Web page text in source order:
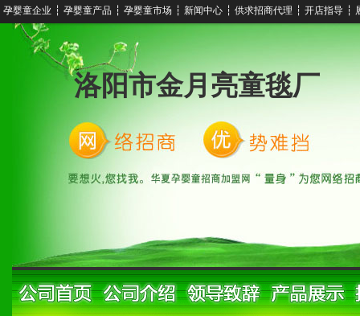
孕婴童企业 ┆ 孕婴童产品 ┆ 孕婴童市场 ┆ 新闻中心 ┆ 供求招商代理 ┆ 开店指导 ┆
洛阳市金月亮童毯厂